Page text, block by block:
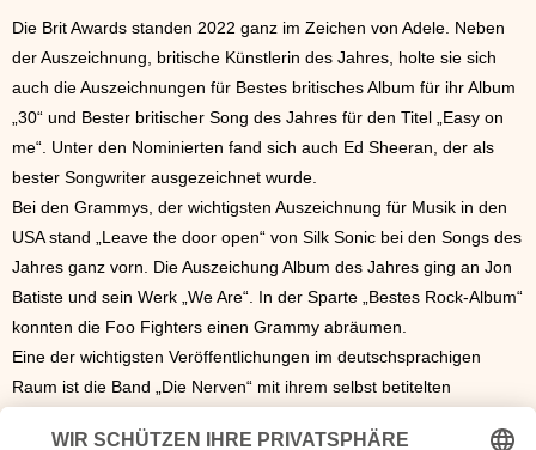
Die Brit Awards standen 2022 ganz im Zeichen von Adele. Neben
der Auszeichnung, britische Künstlerin des Jahres, holte sie sich
auch die Auszeichnungen für Bestes britisches Album für ihr Album
„30“ und Bester britischer Song des Jahres für den Titel „Easy on
me“. Unter den Nominierten fand sich auch Ed Sheeran, der als
bester Songwriter ausgezeichnet wurde.
Bei den Grammys, der wichtigsten Auszeichnung für Musik in den
USA stand „Leave the door open“ von Silk Sonic bei den Songs des
Jahres ganz vorn. Die Auszeichung Album des Jahres ging an Jon
Batiste und sein Werk „We Are“. In der Sparte „Bestes Rock-Album“
konnten die Foo Fighters einen Grammy abräumen.
Eine der wichtigsten Veröffentlichungen im deutschsprachigen
Raum ist die Band „Die Nerven“ mit ihrem selbst betitelten